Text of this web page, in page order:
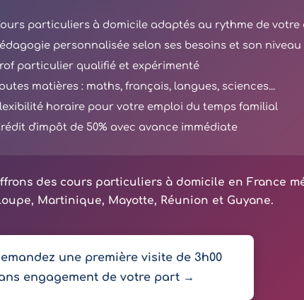
particuliers à domicile adaptés au rythme de votre
personnalisée selon ses besoins et son niveau
particulier qualifié et expérimenté
matières : maths, français, langues, sciences...
horaire pour votre emploi du temps familial
d'impôt de 50% avec avance immédiate
des cours particuliers à domicile en France
Martinique, Mayotte, Réunion et Guyane.
une première visite de 3h00
engagement de votre part →